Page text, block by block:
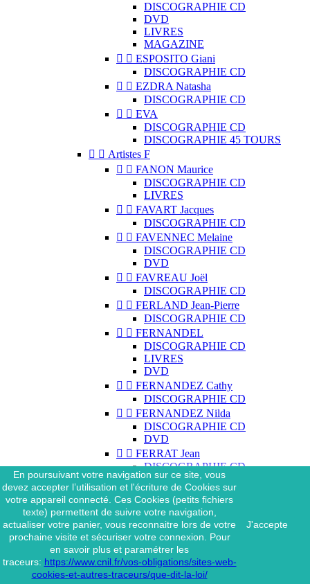
DISCOGRAPHIE CD
DVD
LIVRES
MAGAZINE
  ESPOSITO Giani
DISCOGRAPHIE CD
  EZDRA Natasha
DISCOGRAPHIE CD
  EVA
DISCOGRAPHIE CD
DISCOGRAPHIE 45 TOURS
  Artistes F
  FANON Maurice
DISCOGRAPHIE CD
LIVRES
  FAVART Jacques
DISCOGRAPHIE CD
  FAVENNEC Melaine
DISCOGRAPHIE CD
DVD
  FAVREAU Joël
DISCOGRAPHIE CD
  FERLAND Jean-Pierre
DISCOGRAPHIE CD
  FERNANDEL
DISCOGRAPHIE CD
LIVRES
DVD
  FERNANDEZ Cathy
DISCOGRAPHIE CD
  FERNANDEZ Nilda
DISCOGRAPHIE CD
DVD
  FERRAT Jean
DISCOGRAPHIE CD
DISCOGRAPHIE 45 TOURS
DISCOGRAPHIE 33 TOURS
DVD
MAGAZINE
  FERRAT Jean & SES
INTERPRÈTES
DISCOGRAPHIE CD
  FERRÉ Léo
En poursuivant votre navigation sur ce site, vous
devez accepter l’utilisation et l'écriture de Cookies sur
votre appareil connecté. Ces Cookies (petits fichiers
texte) permettent de suivre votre navigation,
actualiser votre panier, vous reconnaitre lors de votre
prochaine visite et sécuriser votre connexion. Pour
en savoir plus et paramétrer les
traceurs: https://www.cnil.fr/vos-obligations/sites-web-
cookies-et-autres-traceurs/que-dit-la-loi/
J'accepte